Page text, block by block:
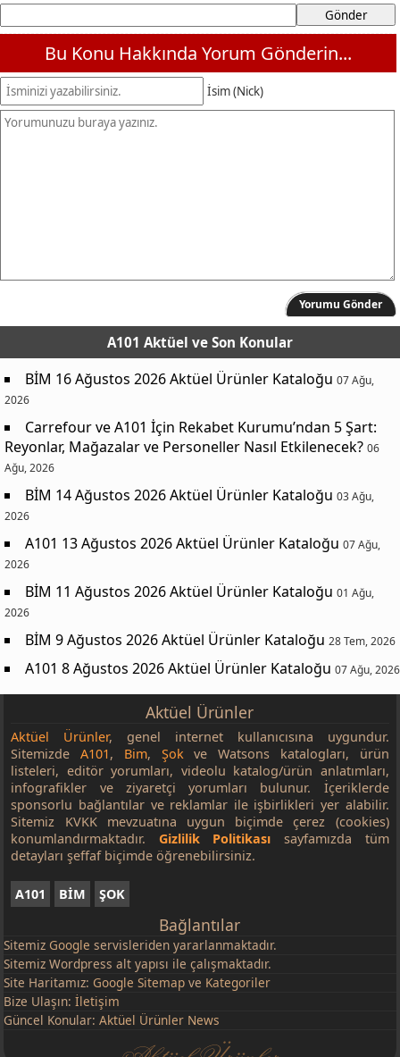
Bu Konu Hakkında Yorum Gönderin...
İsim (Nick)
Yorumu Gönder
A101 Aktüel ve Son Konular
BİM 16 Ağustos 2026 Aktüel Ürünler Kataloğu 07 Ağu,
2026
Carrefour ve A101 İçin Rekabet Kurumu’ndan 5 Şart:
Reyonlar, Mağazalar ve Personeller Nasıl Etkilenecek? 06
Ağu, 2026
BİM 14 Ağustos 2026 Aktüel Ürünler Kataloğu 03 Ağu,
2026
A101 13 Ağustos 2026 Aktüel Ürünler Kataloğu 07 Ağu,
2026
BİM 11 Ağustos 2026 Aktüel Ürünler Kataloğu 01 Ağu,
2026
BİM 9 Ağustos 2026 Aktüel Ürünler Kataloğu 28 Tem, 2026
A101 8 Ağustos 2026 Aktüel Ürünler Kataloğu 07 Ağu, 2026
Aktüel Ürünler
Aktüel Ürünler, genel internet kullanıcısına uygundur.
SitemizdeA101, Bim, Şokve Watsons katalogları, ürün
listeleri, editör yorumları, videolu katalog/ürün anlatımları,
infografikler ve ziyaretçi yorumları bulunur. İçeriklerde
sponsorlu bağlantılar ve reklamlar ile işbirlikleri yer alabilir.
Sitemiz KVKK mevzuatına uygun biçimde çerez (cookies)
konumlandırmaktadır. Gizlilik Politikası sayfamızda tüm
detayları şeffaf biçimde öğrenebilirsiniz.
A101 BİM ŞOK
Bağlantılar
Sitemiz Google servisleriden yararlanmaktadır.
Sitemiz Wordpress alt yapısı ile çalışmaktadır.
Site Haritamız: Google Sitemap ve Kategoriler
Bize Ulaşın:İletişim
Güncel Konular:Aktüel Ürünler News